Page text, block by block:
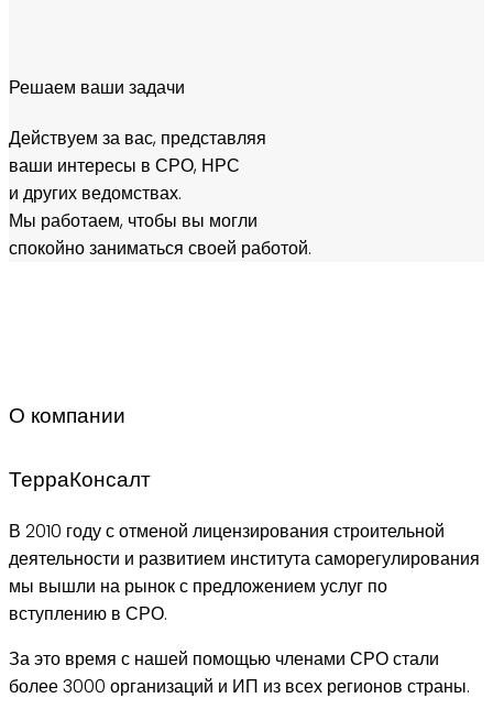
Решаем ваши задачи
Действуем за вас, представляя
ваши интересы в СРО, НРС
и других ведомствах.
Мы работаем, чтобы вы могли
спокойно заниматься своей работой.
О компании
ТерраКонсалт
В 2010 году с отменой лицензирования строительной
деятельности и развитием института саморегулирования
мы вышли на рынок с предложением услуг по
вступлению в СРО.
За это время с нашей помощью членами СРО стали
более 3000 организаций и ИП из всех регионов страны.